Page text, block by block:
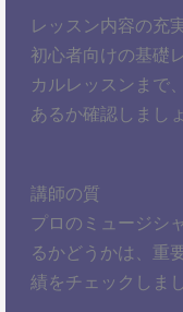
レッスン内容の充
初心者向けの基礎
カルレッスンまで
あるか確認しましょ
講師の質
プロのミュージシ
るかどうかは、重
績をチェックしま